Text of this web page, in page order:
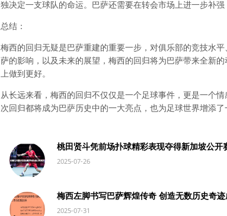
独决定一支球队的命运。巴萨还需要在转会市场上进一步补
总结：
梅西的回归无疑是巴萨重建的重要一步，对俱乐部的竞技水
萨的影响，以及未来的展望，梅西的回归将为巴萨带来全新
上做到更好。
从长远来看，梅西的回归不仅仅是一个足球事件，更是一个
次回归都将成为巴萨历史中的一大亮点，也为足球世界增添了
桃田贤斗凭前场扑球精彩表现夺得新加坡公开
2025-07-26
梅西左脚书写巴萨辉煌传奇 创造无数历史奇
2025-07-31